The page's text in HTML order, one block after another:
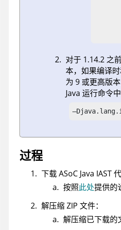
对于 1.14.2 之
本，如果编译
为 9 或更高版
Java 运行命令中
过程
下载 ASoC Java IAST
按照此处提供的
解压缩 ZIP 文件：
解压缩已下载的